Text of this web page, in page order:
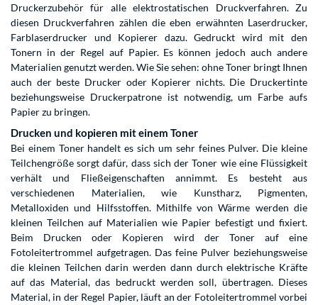
Druckerzubehör für alle elektrostatischen Druckverfahren. Zu
diesen Druckverfahren zählen die eben erwähnten Laserdrucker,
Farblaserdrucker und Kopierer dazu. Gedruckt wird mit den
Tonern in der Regel auf Papier. Es können jedoch auch andere
Materialien genutzt werden. Wie Sie sehen: ohne Toner bringt Ihnen
auch der beste Drucker oder Kopierer nichts. Die Druckertinte
beziehungsweise Druckerpatrone ist notwendig, um Farbe aufs
Papier zu bringen.
Drucken und kopieren mit einem Toner
Bei einem Toner handelt es sich um sehr feines Pulver. Die kleine
Teilchengröße sorgt dafür, dass sich der Toner wie eine Flüssigkeit
verhält und Fließeigenschaften annimmt. Es besteht aus
verschiedenen Materialien, wie Kunstharz, Pigmenten,
Metalloxiden und Hilfsstoffen. Mithilfe von Wärme werden die
kleinen Teilchen auf Materialien wie Papier befestigt und fixiert.
Beim Drucken oder Kopieren wird der Toner auf eine
Fotoleitertrommel aufgetragen. Das feine Pulver beziehungsweise
die kleinen Teilchen darin werden dann durch elektrische Kräfte
auf das Material, das bedruckt werden soll, übertragen. Dieses
Material, in der Regel Papier, läuft an der Fotoleitertrommel vorbei